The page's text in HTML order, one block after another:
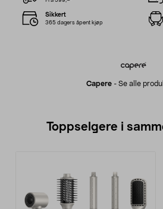
Capere- Se alle
Sikkert
365 dagers åpent kjøp
Toppselgere i